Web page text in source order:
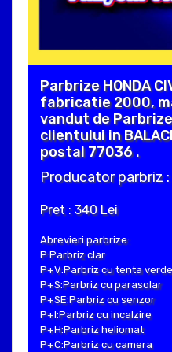
Parbrize HONDA
fabricatie 2000,
vandut de
clientului in
postal 77036 .
Producator parbriz :
Pret : 340 Lei
Abrevieri parbrize:
P:Parbriz clar
P+V:Parbriz cu tenta verde
P+S:Parbriz cu parasolar
P+SE:Parbriz cu senzor
P+I:Parbriz cu incalzire
P+H:Parbriz heliomat
P+C:Parbriz cu camera